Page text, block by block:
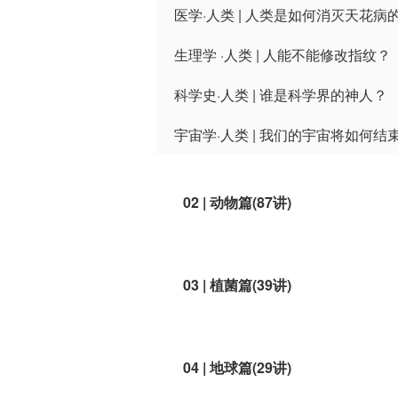
医学·人类 | 人类是如何消灭天花病
生理学 ·人类 | 人能不能修改指纹？
科学史·人类 | 谁是科学界的神人？
宇宙学·人类 | 我们的宇宙将如何结
02 | 动物篇(87讲)
03 | 植菌篇(39讲)
04 | 地球篇(29讲)